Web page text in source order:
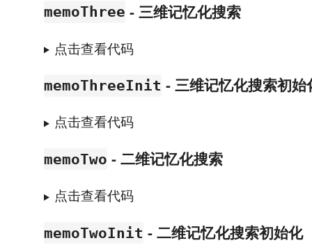
memoThree - 三维记忆化搜索
点击查看代码
memoThreeInit - 三维记忆化搜索初始
点击查看代码
memoTwo - 二维记忆化搜索
点击查看代码
memoTwoInit - 二维记忆化搜索初始化